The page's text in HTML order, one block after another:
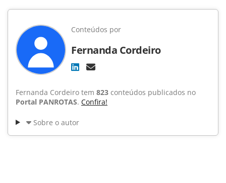
Conteúdos por
Fernanda Cordeiro
Fernanda Cordeiro tem 823 conteúdos publicados no
Portal PANROTAS. Confira!
Sobre o autor